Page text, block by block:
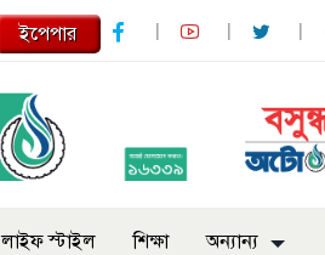
ইপেপার
লাইফ স্টাইল শিক্ষা অন্যান্য